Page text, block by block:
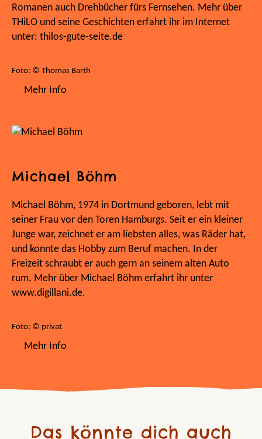
Romanen auch Drehbücher fürs Fernsehen. Mehr über
THiLO und seine Geschichten erfahrt ihr im Internet
unter: thilos-gute-seite.de
Foto: © Thomas Barth
Mehr Info
Michael Böhm
Michael Böhm, 1974 in Dortmund geboren, lebt mit
seiner Frau vor den Toren Hamburgs. Seit er ein kleiner
Junge war, zeichnet er am liebsten alles, was Räder hat,
und konnte das Hobby zum Beruf machen. In der
Freizeit schraubt er auch gern an seinem alten Auto
rum. Mehr über Michael Böhm erfahrt ihr unter
www.digillani.de.
Foto: © privat
Mehr Info
Das könnte dich auch